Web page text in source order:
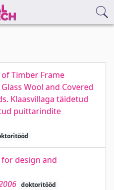
Timber Frame
Wool and Covered
Klaasvillaga täidetud
puittarindite
design and
doktoritööd